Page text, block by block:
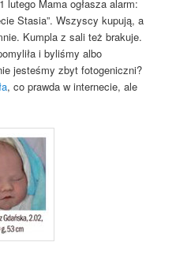
lutego Mama ogłasza alarm:
Stasia”. Wszyscy kupują, a
Kumpla z sali też brakuje.
i byliśmy albo
jesteśmy zbyt fotogeniczni?
, co prawda w internecie, ale